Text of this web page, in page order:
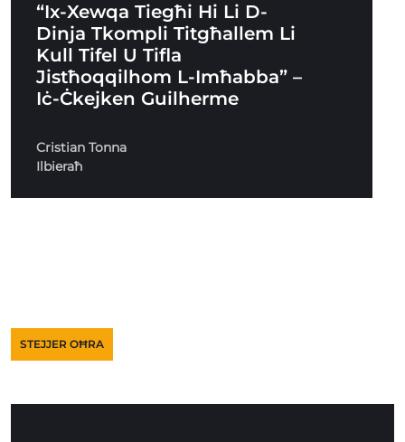
“Ix-Xewqa Tiegħi Hi Li D-
Dinja Tkompli Titgħallem Li
Kull Tifel U Tifla
Jistħoqqilhom L-Imħabba” –
Iċ-Ċkejken Guilherme
Cristian Tonna
Ilbieraħ
STEJJER OĦRA